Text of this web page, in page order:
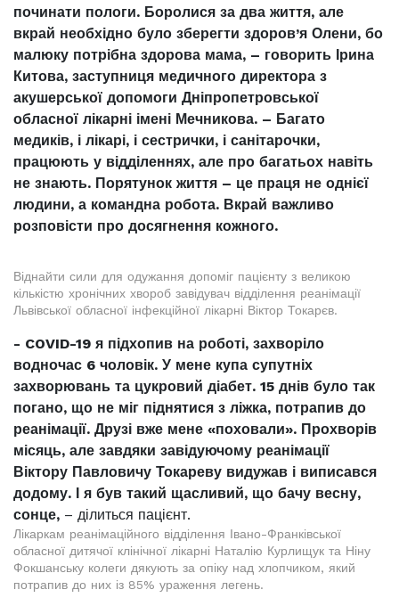
починати пологи. Боролися за два життя, але
вкрай необхідно було зберегти здоров’я Олени, бо
малюку потрібна здорова мама, – говорить Ірина
Китова, заступниця медичного директора з
акушерської допомоги Дніпропетровської
обласної лікарні імені Мечникова. – Багато
медиків, і лікарі, і сестрички, і санітарочки,
працюють у відділеннях, але про багатьох навіть
не знають. Порятунок життя – це праця не однієї
людини, а командна робота. Вкрай важливо
розповісти про досягнення кожного.
Віднайти сили для одужання допоміг пацієнту з великою
кількістю хронічних хвороб завідувач відділення реанімації
Львівської обласної інфекційної лікарні Віктор Токарєв.
- COVID-19 я підхопив на роботі, захворіло
водночас 6 чоловік. У мене купа супутніх
захворювань та цукровий діабет. 15 днів було так
погано, що не міг піднятися з ліжка, потрапив до
реанімації. Друзі вже мене «поховали». Прохворів
місяць, але завдяки завідуючому реанімації
Віктору Павловичу Токареву видужав і виписався
додому. І я був такий щасливий, що бачу весну,
сонце, – ділиться пацієнт.
Лікаркам реанімаційного відділення Івано-Франківської
обласної дитячої клінічної лікарні Наталію Курлищук та Ніну
Фокшанську колеги дякують за опіку над хлопчиком, який
потрапив до них із 85% ураження легень.